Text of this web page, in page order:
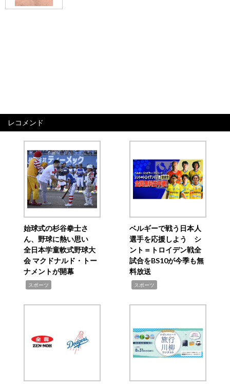
レコメンド
始球式の杉谷拳士さ
ん、野球に熱い思い
全日本学童軟式野球大
会 マクドナルド・トー
ナメントが開幕
スポーツ
ベルギーで戦う日本人
選手を応援しよう シ
ント＝トロイデン戦全
試合をBS10が今季も無
料放送
スポーツ